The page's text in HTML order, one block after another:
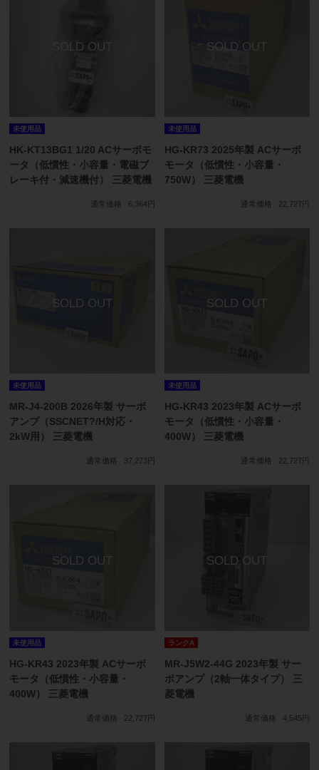
未使用品
HK-KT13BG1 1/20 ACサーボモ
ータ（低慣性・小容量・電磁ブ
レーキ付・減速機付） 三菱電機
通常価格 6,364円
未使用品
HG-KR73 2025年製 ACサーボ
モータ（低慣性・小容量・
750W） 三菱電機
通常価格 22,727円
未使用品
MR-J4-200B 2026年製 サーボ
アンプ（SSCNET?/H対応・
2kW用） 三菱電機
通常価格 37,273円
未使用品
HG-KR43 2023年製 ACサーボ
モータ（低慣性・小容量・
400W） 三菱電機
通常価格 22,727円
未使用品
HG-KR43 2023年製 ACサーボ
モータ（低慣性・小容量・
400W） 三菱電機
通常価格 22,727円
ランクA
MR-J5W2-44G 2023年製 サー
ボアンプ（2軸一体タイプ） 三
菱電機
通常価格 4,545円